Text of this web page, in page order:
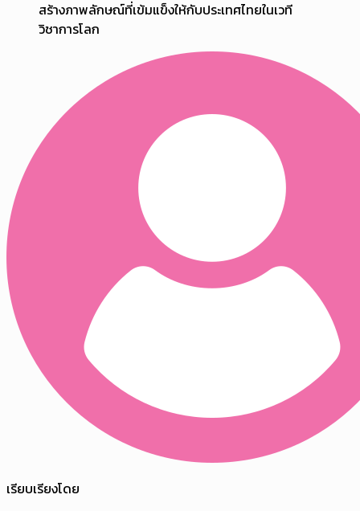
สร้างภาพลักษณ์ที่เข้มแข็งให้กับประเทศไทยในเวที
วิชาการโลก
เรียบเรียงโดย